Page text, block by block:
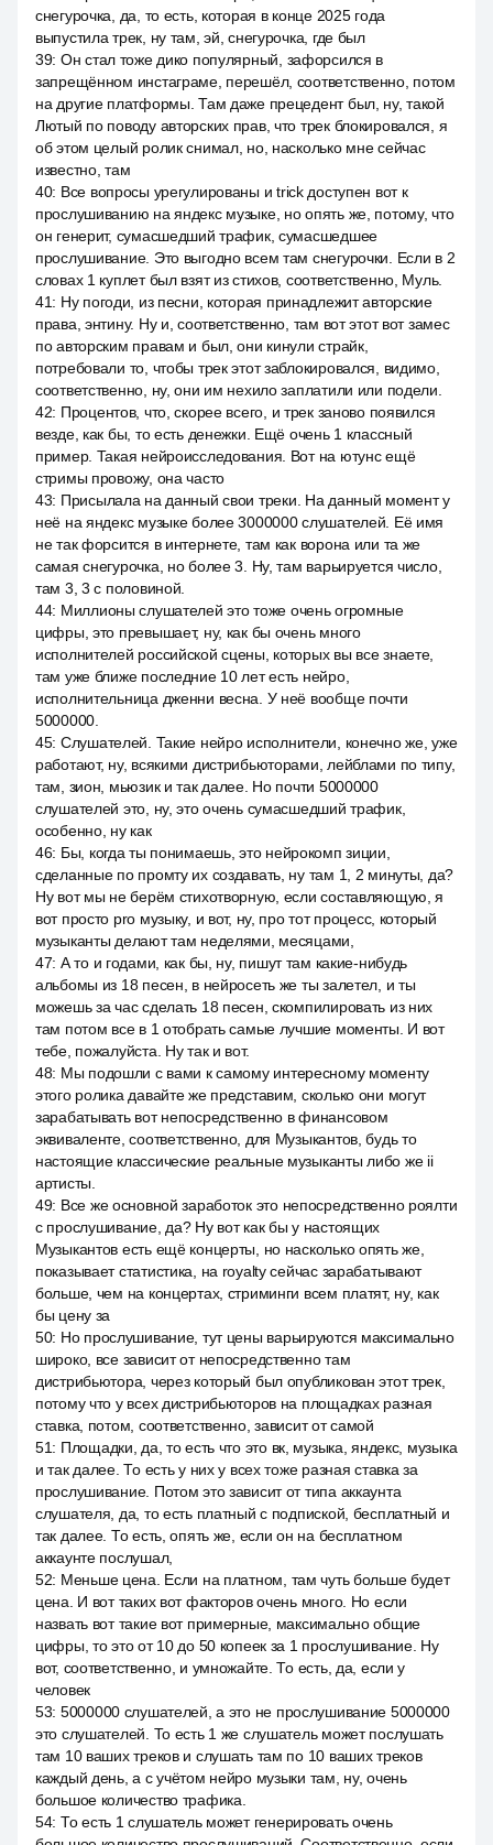
снегурочка, да, то есть, которая в конце 2025 года
выпустила трек, ну там, эй, снегурочка, где был
39: Он стал тоже дико популярный, зафорсился в
запрещённом инстаграме, перешёл, соответственно, потом
на другие платформы. Там даже прецедент был, ну, такой
Лютый по поводу авторских прав, что трек блокировался, я
об этом целый ролик снимал, но, насколько мне сейчас
известно, там
40: Все вопросы урегулированы и trick доступен вот к
прослушиванию на яндекс музыке, но опять же, потому, что
он генерит, сумасшедший трафик, сумасшедшее
прослушивание. Это выгодно всем там снегурочки. Если в 2
словах 1 куплет был взят из стихов, соответственно, Муль.
41: Ну погоди, из песни, которая принадлежит авторские
права, энтину. Ну и, соответственно, там вот этот вот замес
по авторским правам и был, они кинули страйк,
потребовали то, чтобы трек этот заблокировался, видимо,
соответственно, ну, они им нехило заплатили или подели.
42: Процентов, что, скорее всего, и трек заново появился
везде, как бы, то есть денежки. Ещё очень 1 классный
пример. Такая нейроисследования. Вот на ютунс ещё
стримы провожу, она часто
43: Присылала на данный свои треки. На данный момент у
неё на яндекс музыке более 3000000 слушателей. Её имя
не так форсится в интернете, там как ворона или та же
самая снегурочка, но более 3. Ну, там варьируется число,
там 3, 3 с половиной.
44: Миллионы слушателей это тоже очень огромные
цифры, это превышает, ну, как бы очень много
исполнителей российской сцены, которых вы все знаете,
там уже ближе последние 10 лет есть нейро,
исполнительница дженни весна. У неё вообще почти
5000000.
45: Слушателей. Такие нейро исполнители, конечно же, уже
работают, ну, всякими дистрибьюторами, лейблами по типу,
там, зион, мьюзик и так далее. Но почти 5000000
слушателей это, ну, это очень сумасшедший трафик,
особенно, ну как
46: Бы, когда ты понимаешь, это нейрокомп зиции,
сделанные по промту их создавать, ну там 1, 2 минуты, да?
Ну вот мы не берём стихотворную, если составляющую, я
вот просто pro музыку, и вот, ну, про тот процесс, который
музыканты делают там неделями, месяцами,
47: А то и годами, как бы, ну, пишут там какие-нибудь
альбомы из 18 песен, в нейросеть же ты залетел, и ты
можешь за час сделать 18 песен, скомпилировать из них
там потом все в 1 отобрать самые лучшие моменты. И вот
тебе, пожалуйста. Ну так и вот.
48: Мы подошли с вами к самому интересному моменту
этого ролика давайте же представим, сколько они могут
зарабатывать вот непосредственно в финансовом
эквиваленте, соответственно, для Музыкантов, будь то
настоящие классические реальные музыканты либо же ii
артисты.
49: Все же основной заработок это непосредственно роялти
с прослушивание, да? Ну вот как бы у настоящих
Музыкантов есть ещё концерты, но насколько опять же,
показывает статистика, на royalty сейчас зарабатывают
больше, чем на концертах, стриминги всем платят, ну, как
бы цену за
50: Но прослушивание, тут цены варьируются максимально
широко, все зависит от непосредственно там
дистрибьютора, через который был опубликован этот трек,
потому что у всех дистрибьюторов на площадках разная
ставка, потом, соответственно, зависит от самой
51: Площадки, да, то есть что это вк, музыка, яндекс, музыка
и так далее. То есть у них у всех тоже разная ставка за
прослушивание. Потом это зависит от типа аккаунта
слушателя, да, то есть платный с подпиской, бесплатный и
так далее. То есть, опять же, если он на бесплатном
аккаунте послушал,
52: Меньше цена. Если на платном, там чуть больше будет
цена. И вот таких вот факторов очень много. Но если
назвать вот такие вот примерные, максимально общие
цифры, то это от 10 до 50 копеек за 1 прослушивание. Ну
вот, соответственно, и умножайте. То есть, да, если у
человек
53: 5000000 слушателей, а это не прослушивание 5000000
это слушателей. То есть 1 же слушатель может послушать
там 10 ваших треков и слушать там по 10 ваших треков
каждый день, а с учётом нейро музыки там, ну, очень
большое количество трафика.
54: То есть 1 слушатель может генерировать очень